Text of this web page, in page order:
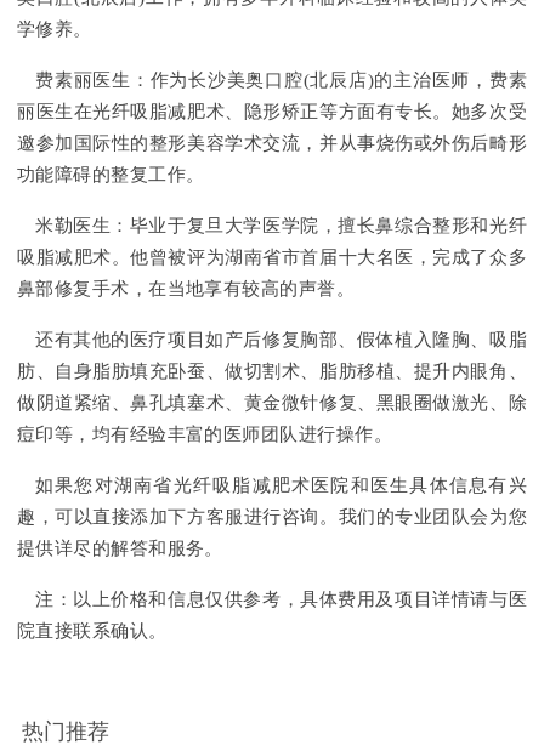
学修养。
费素丽医生：作为长沙美奥口腔(北辰店)的主治医师，费素
丽医生在光纤吸脂减肥术、隐形矫正等方面有专长。她多次受
邀参加国际性的整形美容学术交流，并从事烧伤或外伤后畸形
功能障碍的整复工作。
米勒医生：毕业于复旦大学医学院，擅长鼻综合整形和光纤
吸脂减肥术。他曾被评为湖南省市首届十大名医，完成了众多
鼻部修复手术，在当地享有较高的声誉。
还有其他的医疗项目如产后修复胸部、假体植入隆胸、吸脂
肪、自身脂肪填充卧蚕、做切割术、脂肪移植、提升内眼角、
做阴道紧缩、鼻孔填塞术、黄金微针修复、黑眼圈做激光、除
痘印等，均有经验丰富的医师团队进行操作。
如果您对湖南省光纤吸脂减肥术医院和医生具体信息有兴
趣，可以直接添加下方客服进行咨询。我们的专业团队会为您
提供详尽的解答和服务。
注：以上价格和信息仅供参考，具体费用及项目详情请与医
院直接联系确认。
热门推荐